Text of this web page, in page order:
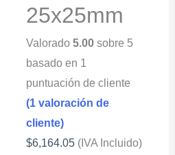
25x25mm
Valorado5.00 sobre 5
basado en 1
puntuación de cliente
(1 valoración de
cliente)
$6,164.05 (IVA Incluido)